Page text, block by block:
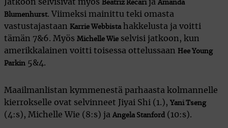
Jatkoon selvisivät myös Beatriz Recari ja Amanda
Blumenhurst. Viimeksi mainittu teki omasta
vastustajastaan Karrie Webbista hakkelusta ja voitti
tämän 7&6. Myös Michelle Wie selvisi jatkoon, kun
amerikkalainen voitti toisessa ottelussaan Hee Young
Parkin 5&4.
Maailmanlistan kymmenestä parhaasta kolmannelle
kierrokselle ovat selvinneet Jiyai Shi (1.), Yani Tseng
(4:s), Michelle Wie (8:s) ja Angela Stanford (10:s).